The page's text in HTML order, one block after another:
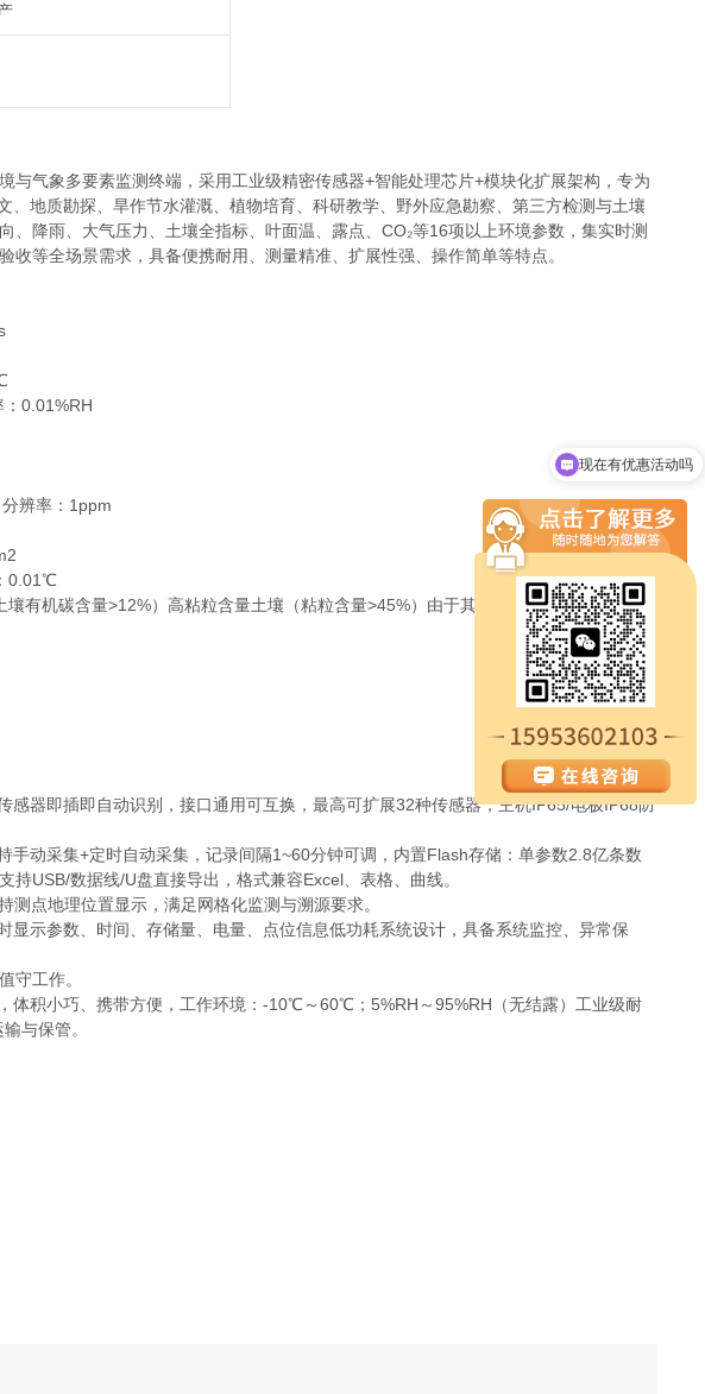
与气象多要素监测终端，采用工业级精密传感器+智能处理芯片+模块化扩展架构，专为
地质勘探、旱作节水灌溉、植物培育、科研教学、野外应急勘察、第三方检测与土壤
降雨、大气压力、土壤全指标、叶面温、露点、CO₂等16项以上环境参数，集实时测
等全场景需求，具备便携耐用、测量精准、扩展性强、操作简单等特点。
0.01%RH
辨率：1ppm
0.01℃
机碳含量>12%）高粘粒含量土壤（粘粒含量>45%）由于其介电弛豫特性，可能需
器即插即自动识别，接口通用可互换，最高可扩展32种传感器，主机IP65/电极IP68防
手动采集+定时自动采集，记录间隔1~60分钟可调，内置Flash存储：单参数2.8亿条数
USB/数据线/U盘直接导出，格式兼容Excel、表格、曲线。
点地理位置显示，满足网格化监测与溯源要求。
示参数、时间、存储量、电量、点位信息低功耗系统设计，具备系统监控、异常保
守工作。
体积小巧、携带方便，工作环境：-10℃～60℃；5%RH～95%RH（无结露）工业级耐
与保管。
现在有优惠活动吗